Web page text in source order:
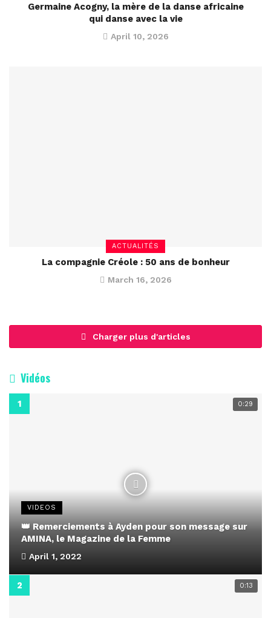
Germaine Acogny, la mère de la danse africaine
qui danse avec la vie
April 10, 2026
ACTUALITÉS
La compagnie Créole : 50 ans de bonheur
March 16, 2026
Charger plus d'articles
Vidéos
0:29
VIDEOS
👑 Remerciements à Ayden pour son message sur
AMINA, le Magazine de la Femme
April 1, 2022
0:13